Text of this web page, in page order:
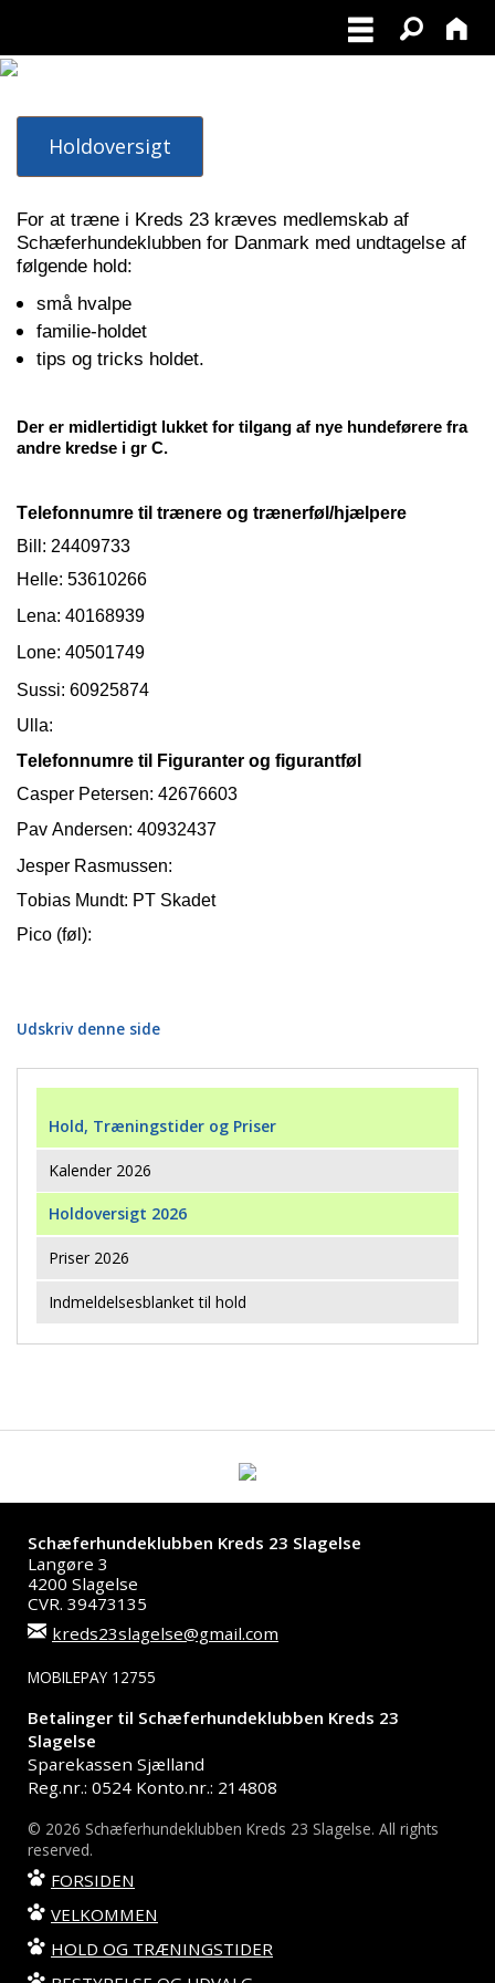
Holdoversigt
For at træne i Kreds 23 kræves medlemskab af
Schæferhundeklubben for Danmark med undtagelse af
følgende hold:
små hvalpe
familie-holdet
tips og tricks holdet.
Der er midlertidigt lukket for tilgang af nye hundeførere fra
andre kredse i gr C.
Telefonnumre til trænere og trænerføl/hjælpere
Bill: 24409733
Helle: 53610266
Lena: 40168939
Lone: 40501749
Sussi: 60925874
Ulla:
Telefonnumre til
Figuranter og figurantføl
Casper Petersen: 42676603
Pav Andersen: 40932437
Jesper Rasmussen:
Tobias Mundt: PT Skadet
Pico (føl):
Udskriv denne side
Hold, Træningstider og Priser
Kalender 2026
Holdoversigt 2026
Priser 2026
Indmeldelsesblanket til hold
Schæferhundeklubben Kreds 23 Slagelse
Langøre 3
4200 Slagelse
CVR. 39473135
kreds23slagelse@gmail.com
MOBILEPAY 12755
Betalinger til Schæferhundeklubben Kreds 23
Slagelse
Sparekassen Sjælland
Reg.nr.: 0524 Konto.nr.: 214808
© 2026 Schæferhundeklubben Kreds 23 Slagelse. All rights
reserved.
FORSIDEN
VELKOMMEN
HOLD OG TRÆNINGSTIDER